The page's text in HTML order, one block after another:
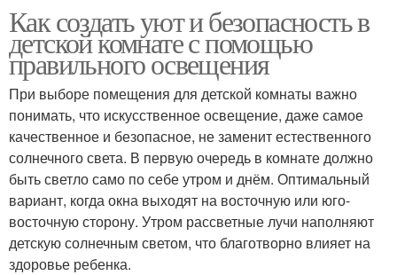
Как создать уют и безопасность в
детской комнате с помощью
правильного освещения
При выборе помещения для детской комнаты важно
понимать, что искусственное освещение, даже самое
качественное и безопасное, не заменит естественного
солнечного света. В первую очередь в комнате должно
быть светло само по себе утром и днём. Оптимальный
вариант, когда окна выходят на восточную или юго-
восточную сторону. Утром рассветные лучи наполняют
детскую солнечным светом, что благотворно влияет на
здоровье ребенка.